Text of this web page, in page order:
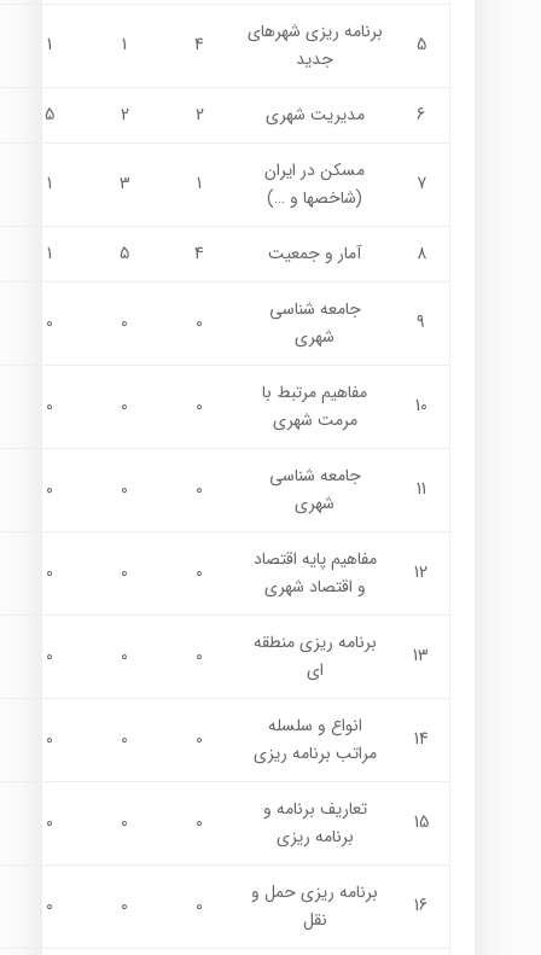
5
برنامه ریزی شهرهای
جدید
4
1
1
6 مدیریت شهری 2
2
5
7
مسکن در ایران
(شاخصها و …)
1
3
1
8 آمار و جمعیت 4
5
1
9
جامعه شناسی
شهری
0
0
0
10
مفاهيم مرتبط با
مرمت شهري
0
0
0
11
جامعه شناسی
شهری
0
0
0
12
مفاهیم پایه اقتصاد
و اقتصاد شهری
0
0
0
13
برنامه ریزی منطقه
ای
0
0
0
14
انواع و سلسله
مراتب برنامه ريزي
0
0
0
15
تعاريف برنامه و
برنامه ريزي
0
0
0
16
برنامه ریزی حمل و
نقل
0
0
0